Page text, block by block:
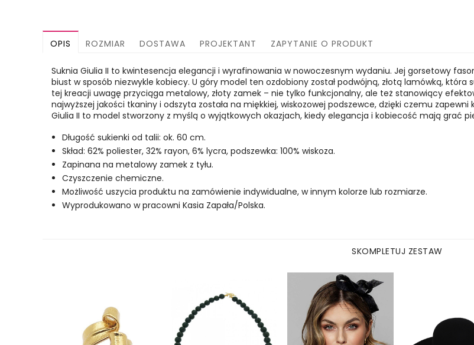
OPIS ROZMIAR DOSTAWA PROJEKTANT ZAPYTANIE O PRODUKT
Suknia Giulia II to kwintesencja elegancji i wyrafinowania w nowoczesnym wydaniu. Jej gorsetowy
biust w sposób niezwykle kobiecy. U góry model ten ozdobiony został podwójną, złotą lamówką, która
tej kreacji uwagę przyciąga metalowy, złoty zamek – nie tylko funkcjonalny, ale też stanowiący
najwyższej jakości tkaniny i odszyta została na miękkiej, wiskozowej podszewce, dzięki czemu
Giulia II to model stworzony z myślą o wyjątkowych okazjach, kiedy elegancja i kobiecość mają grać
Długość sukienki od talii: ok. 60 cm.
Skład: 62% poliester, 32% rayon, 6% lycra, podszewka: 100% wiskoza.
Zapinana na metalowy zamek z tyłu.
Czyszczenie chemiczne.
Możliwość uszycia produktu na zamówienie indywidualne, w innym kolorze lub rozmiarze.
Wyprodukowano w pracowni Kasia Zapała/Polska.
SKOMPLETUJ ZESTAW